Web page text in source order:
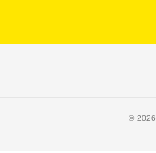
©2026